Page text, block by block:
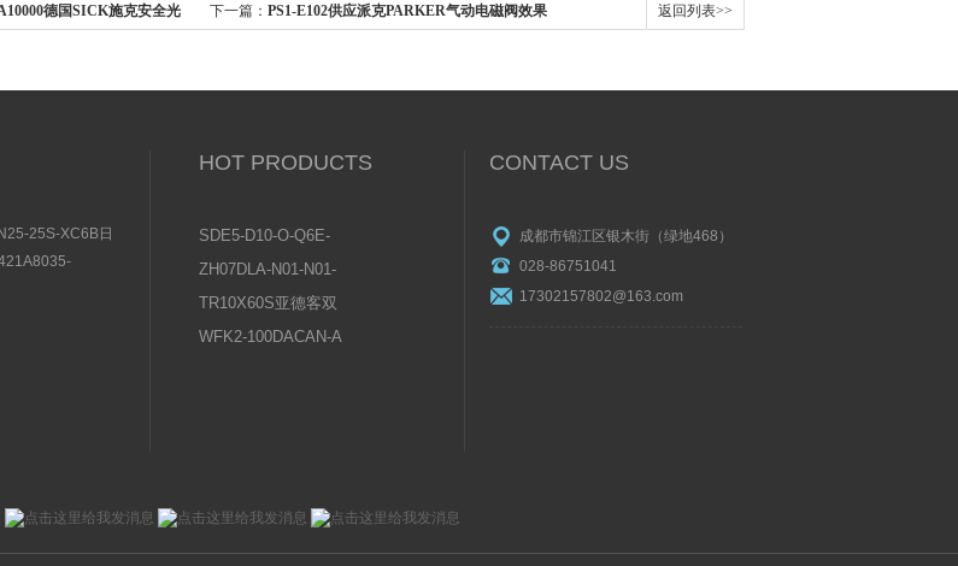
德国SICK施克安全光 下一篇： PS1-E102供应派克PARKER气动电磁阀效果 返回列表>>
25S-XC6B日
标准气缸设定安
HOT PRODUCTS
SDE5-D10-O-Q6E-
P-KFESTO费斯托压
ZH07DLA-N01-N01-
N01日本SMC真空发
TR10X60S亚德客双
轴气缸常见问题及原
WFK2-100DACAN-A
CONTACT US
成都市锦江区银木街（绿地468）
028-86751041
17302157802@163.com